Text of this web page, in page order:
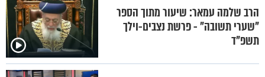
הרב שלמה עמאר: שיעור מתוך הספר
"שערי תשובה" - פרשת נצבים-וילך
תשפ"ד